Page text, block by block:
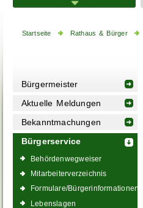
Startseite Rathaus & Bürger
Bürgermeister
Aktuelle Meldungen
Bekanntmachungen
Bürgerservice
Behördenwegweiser
Mitarbeiterverzeichnis
Formulare/Bürgerinformationen
Lebenslagen